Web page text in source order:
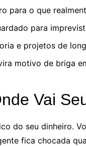
para o que
para
e projetos de
motivo de briga
Vai
do seu dinheiro.
fica chocada